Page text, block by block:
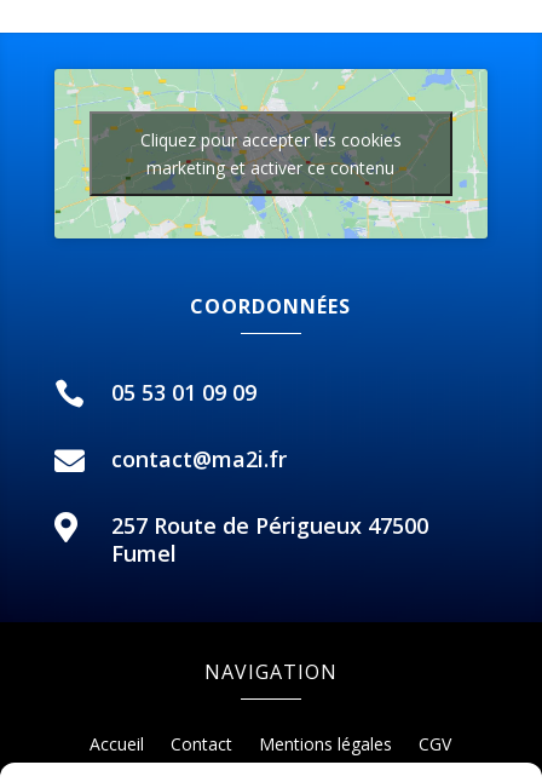
Cliquez pour accepter les cookies
marketing et activer ce contenu
COORDONNÉES
 05 53 01 09 09
 contact@ma2i.fr

257 Route de Périgueux 47500
Fumel
NAVIGATION
Accueil Contact Mentions légales CGV